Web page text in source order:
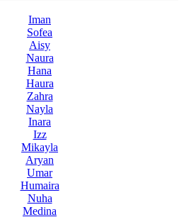
Iman
Sofea
Aisy
Naura
Hana
Haura
Zahra
Nayla
Inara
Izz
Mikayla
Aryan
Umar
Humaira
Nuha
Medina